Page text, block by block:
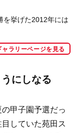
を挙げた2012年には
ャラリーページを見る
にしなる
甲子園予選だっ
していた苑田ス